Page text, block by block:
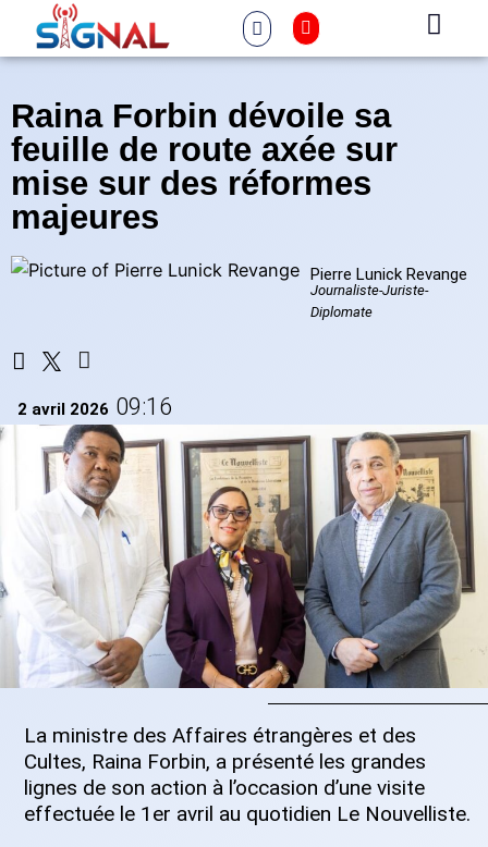
Raina Forbin dévoile sa
feuille de route axée sur
mise sur des réformes
majeures
Pierre Lunick Revange
Journaliste-Juriste-
Diplomate
2 avril 2026 09:16
La ministre des Affaires étrangères et des
Cultes, Raina Forbin, a présenté les grandes
lignes de son action à l’occasion d’une visite
effectuée le 1er avril au quotidien Le Nouvelliste.